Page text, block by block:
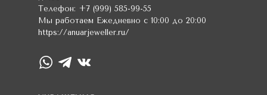
Телефон: +7 (999) 585-99-55
Мы работаем Ежедневно с 10:00 до 20:00
https://anuarjeweller.ru/